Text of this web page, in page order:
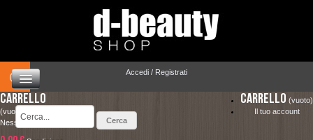
Accedi / Registrati
Carrello (vuoto)
Il tuo account
Carrello
(vuoto)
Nessun prodotto